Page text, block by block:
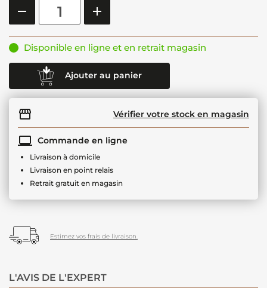
Disponible en ligne et en retrait magasin
Ajouter au panier
Vérifier votre stock en magasin
Commande en ligne
Livraison à domicile
Livraison en point relais
Retrait gratuit en magasin
Estimez vos frais de livraison.
L'AVIS DE L'EXPERT